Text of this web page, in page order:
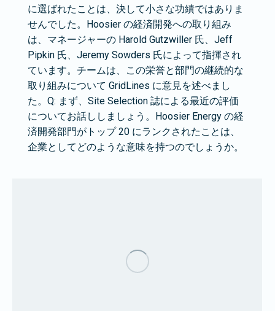
に選ばれたことは、決して小さな功績ではありま
せんでした。Hoosier の経済開発への取り組み
は、マネージャーの Harold Gutzwiller 氏、Jeff
Pipkin 氏、Jeremy Sowders 氏によって指揮され
ています。チームは、この栄誉と部門の継続的な
取り組みについて GridLines に意見を述べまし
た。Q: まず、Site Selection 誌による最近の評価
についてお話ししましょう。Hoosier Energy の経
済開発部門がトップ 20 にランクされたことは、
企業としてどのような意味を持つのでしょうか。